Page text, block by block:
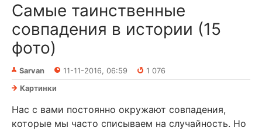
Самые таинственные
совпадения в истории (15
фото)
Sarvan 11-11-2016, 06:59
1 076
Картинки
Нас с вами постоянно окружают совпадения,
которые мы часто списываем на случайность. Но